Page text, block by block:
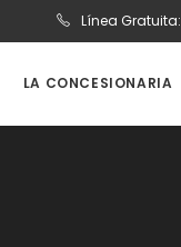
Línea Gratuita:
LA CONCESIONARIA